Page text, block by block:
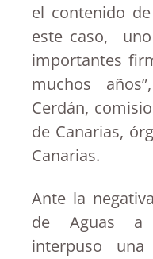
el contenido
este caso,
importantes
muchos
Cerdán,
de Canarias,
Canarias.
Ante la
de Aguas a
interpuso